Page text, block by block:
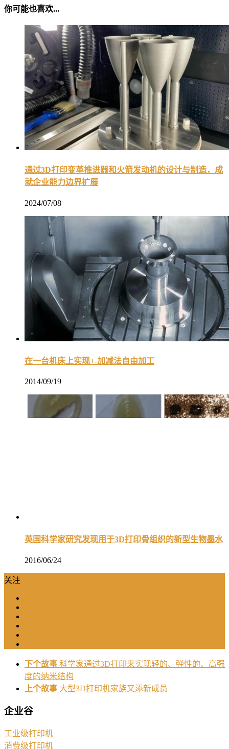
你可能也喜欢...
通过3D打印变革推进器和火箭发动机的设计与制造，成
就企业能力边界扩展
2024/07/08
在一台机床上实现+-加减法自由加工
2014/09/19
英国科学家研究发现用于3D打印骨组织的新型生物墨水
2016/06/24
关注
下个故事 科学家通过3D打印来实现轻的、弹性的、高强
度的纳米结构
上个故事 大型3D打印机家族又添新成员
企业谷
工业级打印机
消费级打印机